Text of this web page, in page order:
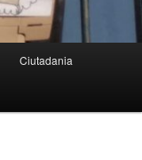
Ciutadania